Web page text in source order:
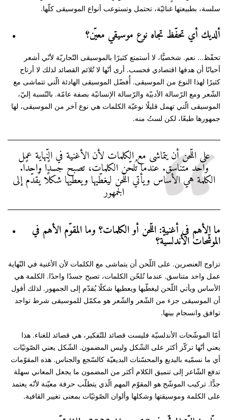
سلسة، بطبيعتها غنائيّة، تحتمل وتستوعب أنواع الموسيقى كلّها.
ألديك أي تحفّظ تجاه نوع موسيقي معيّن؟
تحفّظ... نعم. شخصيًّا، لا أستمتع كثيرًا بالموسيقى التّجاريّة لأنّي أشعر
أحيانًا أن هدفها اقتصادي فحسب. أرى أنّها لا تُلائم القصائد لذلك لا أرتاح
كثيرًا لهذا النوع من الموسيقى. أُفضّل الموسيقى الهادئة الّتي تتماشى مع
الشّعر ومع الرّسالة الأدبيّة والرّسالة الإنسانيّة بصفة عامّة. بالنّسبة إليّ،
الموسيقى الّتي تهمل قليلًا نوعيّة الكلمات هي نوع آخر من الموسيقى، لها
جمهورها طبعًا، لكن لستُ منه.
على اللّحن أن يتماشى مع الكلمات لأن الأغنية في النّهاية عمل
واحد متناسق. عندما تُلحّن الكلمات، تصبح جسدًا واحدًا.
الكلمة هي الأساس ويأتي اللّحن ليغطّيها ويعطيها شكلًا يُقدّم إلى
الجمهور
ما الأهم في أغنية: اللّحن أو الكلمات؟ وما المقوّم الأهم في
الموشّحات الأندلسيّة؟
تزاوج العنصرين. على اللّحن أن يتماشى مع الكلمات لأن الأغنية في النّهاية
عمل واحد متناسق. عندما تُلحّن الكلمات، تصبح جسدًا واحدًا. الكلمة هي
الأساس ويأتي اللّحن ليغطّيها ويعطيها شكلًا يُقدّم إلى الجمهور. لذلك أقول
أن الموسيقى جزء من الشّعر والشّعر هو مكمّل للموسيقى شرط تواجد
توافق وانسجام بينها.
أمّا الموشّحات الأندلسيّة فليست قصائد للتّفكير، هي قصائد للغناء. هذا
يعني أنّها تركّز أكثر على الشّكل وليس المضمون. الشّكل يعني الصّوتيّات
أي ما نسمّيه بالبديع والمحسّنات البديعيّة كالسّجع والجناس. هذه المقوّمات
تدفع الشّاعر إلى تنميق الكلام أكثر من المضمون ما يجعل المعاني سهلة
جدًّا. تركيب الموشّح هو المقوّم المهم الّذي يتطلّب حرفة معيّنة لأنّه يعتمد
على الكلمة وموسيقتها وشكلها وألوان الصّوتيّات بمعنى تغيير القافية.